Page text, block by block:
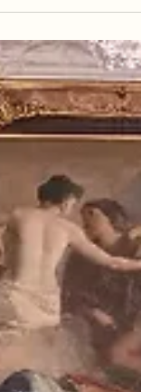
Musik, Ehrungen und der
starkem Friedenssymbol.